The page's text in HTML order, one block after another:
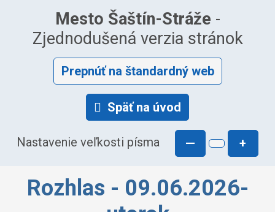
Mesto Šaštín-Stráže -
Zjednodušená verzia stránok
Prepnúť na štandardný web
Späť na úvod
Nastavenie veľkosti písma — +
Rozhlas - 09.06.2026-